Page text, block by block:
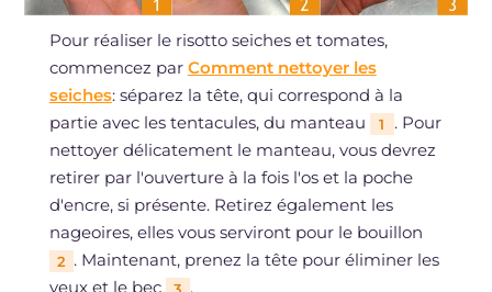
Pour réaliser le risotto seiches et tomates,
commencez par Comment nettoyer les
seiches: séparez la tête, qui correspond à la
partie avec les tentacules, du manteau
1
. Pour
nettoyer délicatement le manteau, vous devrez
retirer par l'ouverture à la fois l'os et la poche
d'encre, si présente. Retirez également les
nageoires, elles vous serviront pour le bouillon
2 . Maintenant, prenez la tête pour éliminer les
yeux et le bec
3 .